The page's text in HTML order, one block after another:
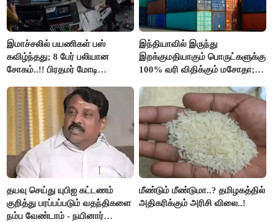
இமாச்சலில் பயணிகள் பஸ்
கவிழ்ந்தது; 8 பேர் பலியான
சோகம்..!! பிரதமர் மோடி
இந்தியாவில் இருந்து
இறக்குமதியாகும் பொருட்களுக்கு
100% வரி விதிக்கும் மசோதா;
தயவு செய்து யுபிஐ கட்டணம்
குறித்து பரப்பப்படும் வதந்திகளை
நம்ப வேண்டாம் - நயினார்
மீண்டும் மீண்டுமா..? தமிழகத்தில்
அதிகரிக்கும் அரிசி விலை..!